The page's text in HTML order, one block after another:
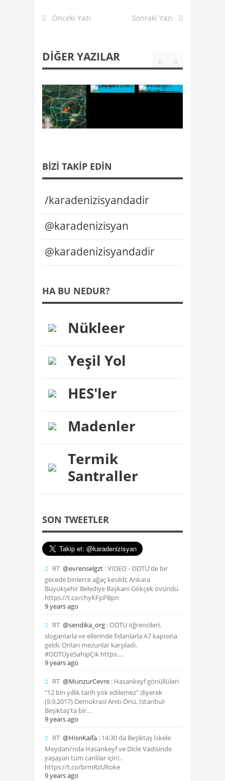
Önceki Yazı Sonraki Yazı
DIĞER YAZILAR
BIZI TAKIP EDIN
/karadenizisyandadir
@karadenizisyan
@karadenizisyandadir
HA BU NEDUR?
Nükleer
Yeşil Yol
HES'ler
Madenler
Termik
Santraller
SON TWEETLER
RT @evrenselgzt : VİDEO - ODTÜ'de bir
gecede binlerce ağaç kesildi; Ankara
Büyükşehir Belediye Başkanı Gökçek övündü
https://t.co/chyKFpPBpn
9 years ago
RT @sendika_org : ODTÜ öğrencileri,
sloganlarla ve ellerinde fidanlarla A7 kapısına
geldi. Onları mezunlar karşıladı.
#ODTÜyeSahipÇık https:…
9 years ago
RT @MunzurCevre : Hasankeyf gönüllüleri
"12 bin yıllık tarih yok edilemez" diyerek
(9.9.2017) Demokrasi Anıtı Önü, İstanbul-
Beşiktaş'ta bir…
9 years ago
RT @HisnKaifa : 14:30 da Beşiktaş İskele
Meydanı'nda Hasankeyf ve Dicle Vadisinde
yaşayan tüm canlılar için!..
https://t.co/brmRzURoke
9 years ago